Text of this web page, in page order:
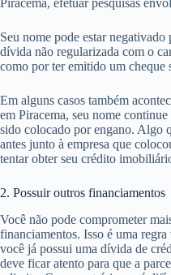
Piracema, efetuar pesquisas
Seu nome pode estar
dívida não regularizada com o
como por ter emitido um cheque
Em alguns casos também
em Piracema, seu nome
sido colocado por engano. Algo
antes junto à empresa que
tentar obter seu crédito
2. Possuir outros financiamentos
Você não pode comprometer
financiamentos. Isso é uma
você já possui uma dívida de
deve ficar atento para que a